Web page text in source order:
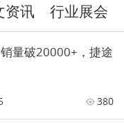
资讯 行业展会
量破20000+，捷途
380